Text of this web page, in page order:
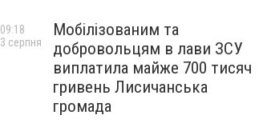
Мобілізованим та
добровольцям в лави ЗСУ
виплатила майже 700 тисяч
гривень Лисичанська
громада
09:18
3 серпня